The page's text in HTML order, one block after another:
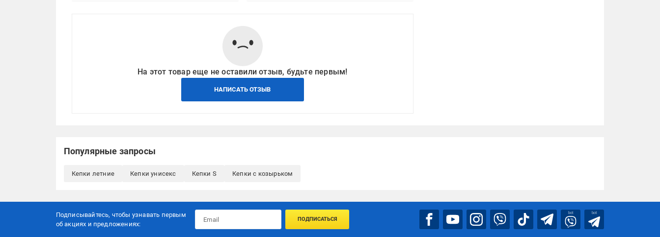
На этот товар еще не оставили отзыв, будьте первым!
НАПИСАТЬ ОТЗЫВ
Популярные запросы
Кепки летние Кепки унисекс Кепки S Кепки с козырьком
Подписывайтесь, чтобы узнавать первым
об акцияx и предложениях:
ПОДПИСАТЬСЯ
bot bot